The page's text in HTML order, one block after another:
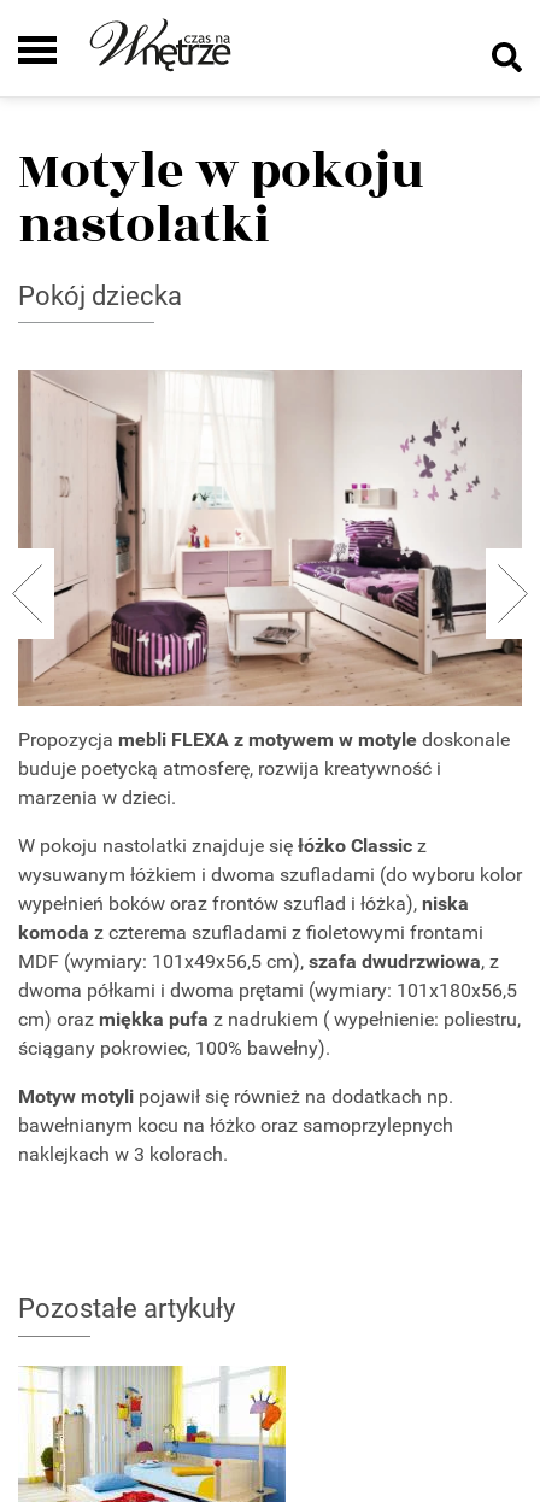
Motyle w pokoju
nastolatki
Pokój dziecka
Propozycja mebli FLEXA z motywem w motyle doskonale
buduje poetycką atmosferę, rozwija kreatywność i
marzenia w dzieci.
W pokoju nastolatki znajduje się łóżko Classic z
wysuwanym łóżkiem i dwoma szufladami (do wyboru kolor
wypełnień boków oraz frontów szuflad i łóżka), niska
komoda z czterema szufladami z fioletowymi frontami
MDF (wymiary: 101x49x56,5 cm), szafa dwudrzwiowa, z
dwoma półkami i dwoma prętami (wymiary: 101x180x56,5
cm) oraz miękka pufa z nadrukiem ( wypełnienie: poliestru,
ściągany pokrowiec, 100% bawełny).
Motyw motyli pojawił się również na dodatkach np.
bawełnianym kocu na łóżko oraz samoprzylepnych
naklejkach w 3 kolorach.
Pozostałe artykuły